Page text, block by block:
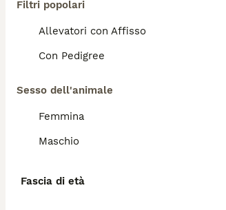
Filtri popolari
Allevatori con Affisso
Con Pedigree
Sesso dell'animale
Femmina
Maschio
Fascia di età